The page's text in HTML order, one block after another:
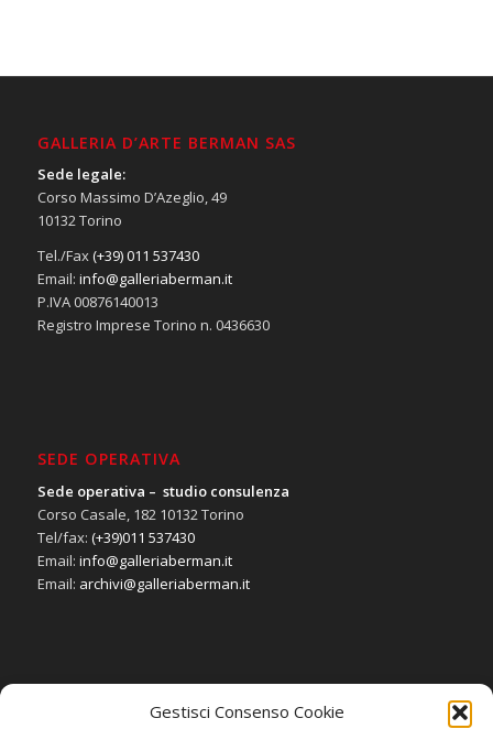
Gestisci Consenso Cookie
GALLERIA D’ARTE BERMAN SAS
Sede legale:
Corso Massimo D’Azeglio, 49
10132 Torino
Tel./Fax(+39) 011 537430
Email: info@galleriaberman.it
P.IVA 00876140013
Registro Imprese Torino n. 0436630
SEDE OPERATIVA
Sede operativa – studio consulenza
Corso Casale, 182 10132 Torino
Tel/fax: (+39)011 537430
Email: info@galleriaberman.it
Email: archivi@galleriaberman.it